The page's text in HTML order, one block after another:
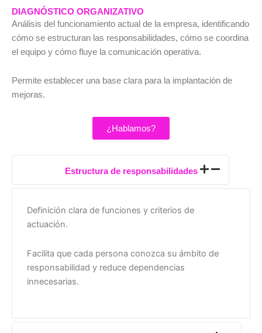
DIAGNÓSTICO ORGANIZATIVO
Análisis del funcionamiento actual de la empresa, identificando
cómo se estructuran las responsabilidades, cómo se coordina
el equipo y cómo fluye la comunicación operativa.
Permite establecer una base clara para la implantación de
mejoras.
¿Hablamos?
Estructura de responsabilidades
Definición clara de funciones y criterios de
actuación.
Facilita que cada persona conozca su ámbito de
responsabilidad y reduce dependencias
innecesarias.